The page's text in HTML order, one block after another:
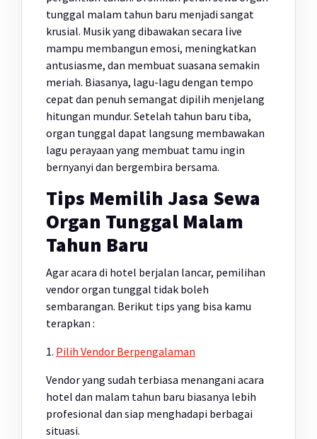
tunggal malam tahun baru menjadi sangat
krusial. Musik yang dibawakan secara live
mampu membangun emosi, meningkatkan
antusiasme, dan membuat suasana semakin
meriah. Biasanya, lagu-lagu dengan tempo
cepat dan penuh semangat dipilih menjelang
hitungan mundur. Setelah tahun baru tiba,
organ tunggal dapat langsung membawakan
lagu perayaan yang membuat tamu ingin
bernyanyi dan bergembira bersama.
Tips Memilih Jasa Sewa
Organ Tunggal Malam
Tahun Baru
Agar acara di hotel berjalan lancar, pemilihan
vendor organ tunggal tidak boleh
sembarangan. Berikut tips yang bisa kamu
terapkan :
1. Pilih Vendor Berpengalaman
Vendor yang sudah terbiasa menangani acara
hotel dan malam tahun baru biasanya lebih
profesional dan siap menghadapi berbagai
situasi.